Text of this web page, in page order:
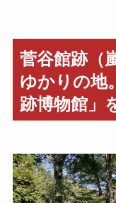
菅谷館跡（
ゆかりの地
跡博物館」